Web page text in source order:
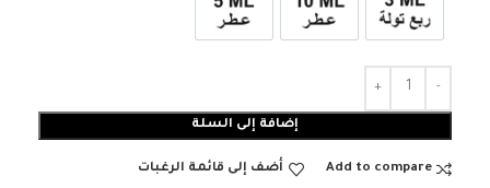
3ml زيت ربع تولة عطر 10ml عطر 5ml
إضافة إلى السلة
Add to compare أضف إلى قائمة الرغبات